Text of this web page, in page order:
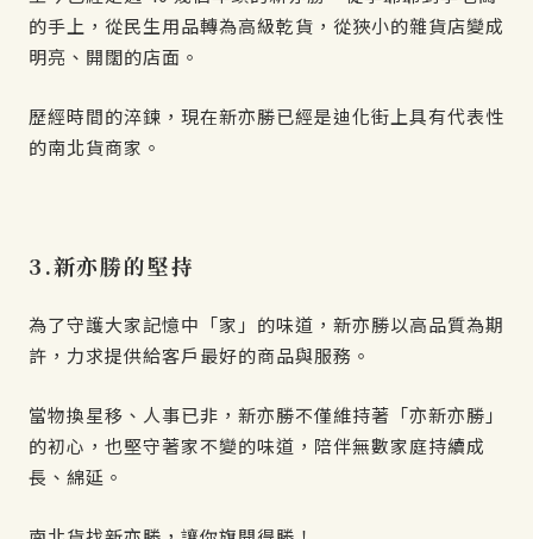
的手上，從民生用品轉為高級乾貨，從狹小的雜貨店變成
明亮、開闊的店面。
歷經時間的淬鍊，現在新亦勝已經是迪化街上具有代表性
的南北貨商家。
3.新亦勝的堅持
為了守護大家記憶中「家」的味道，新亦勝以高品質為期
許，力求提供給客戶最好的商品與服務。
當物換星移、人事已非，新亦勝不僅維持著「亦新亦勝」
的初心，也堅守著家不變的味道，陪伴無數家庭持續成
長、綿延。